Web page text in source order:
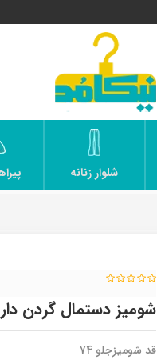
شلوار زنانه
شومیز دستمال گردن
قد شومیزجلو 74